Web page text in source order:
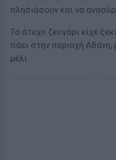
πλησιάσουν και να
Το άτυχο ζευγάρι είχε
πάει στην περιοχή
μέλι.